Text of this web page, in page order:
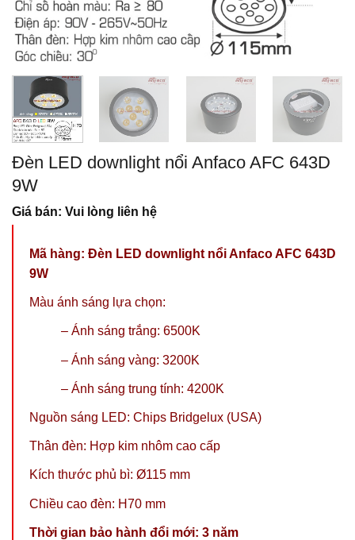
Đèn LED downlight nổi Anfaco AFC 643D
9W
Giá bán: Vui lòng liên hệ
Mã hàng: Đèn LED downlight nổi Anfaco AFC 643D
9W
Màu ánh sáng lựa chọn:
– Ánh sáng trắng: 6500K
– Ánh sáng vàng: 3200K
– Ánh sáng trung tính: 4200K
Nguồn sáng LED: Chips Bridgelux (USA)
Thân đèn: Hợp kim nhôm cao cấp
Kích thước phủ bì: Ø115 mm
Chiều cao đèn: H70 mm
Thời gian bảo hành đổi mới: 3 năm